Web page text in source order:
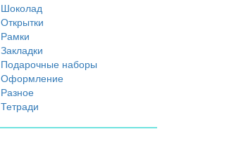
Шоколад
Открытки
Рамки
Закладки
Подарочные наборы
Оформление
Разное
Тетради